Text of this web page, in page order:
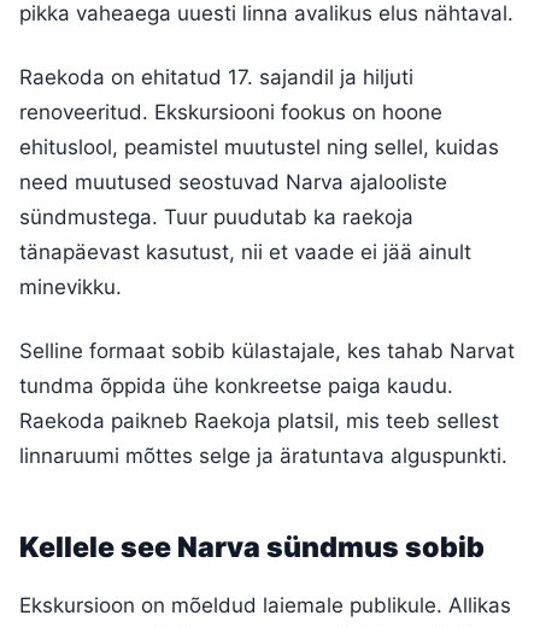
pikka vaheaega uuesti linna avalikus elus nähtaval.
Raekoda on ehitatud 17. sajandil ja hiljuti
renoveeritud. Ekskursiooni fookus on hoone
ehituslool, peamistel muutustel ning sellel, kuidas
need muutused seostuvad Narva ajalooliste
sündmustega. Tuur puudutab ka raekoja
tänapäevast kasutust, nii et vaade ei jää ainult
minevikku.
Selline formaat sobib külastajale, kes tahab Narvat
tundma õppida ühe konkreetse paiga kaudu.
Raekoda paikneb Raekoja platsil, mis teeb sellest
linnaruumi mõttes selge ja äratuntava alguspunkti.
Kellele see Narva sündmus sobib
Ekskursioon on mõeldud laiemale publikule. Allikas